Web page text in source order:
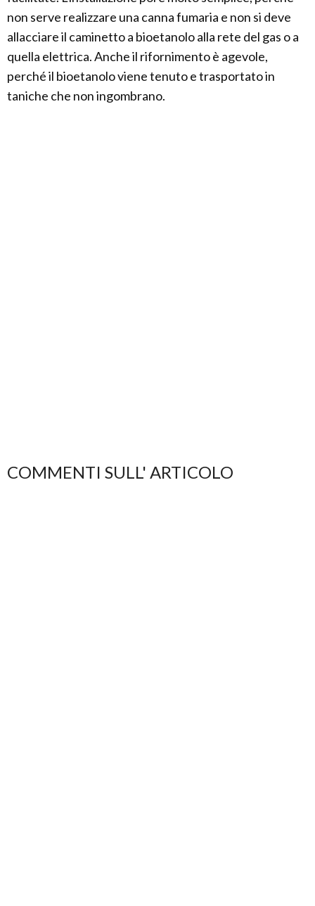
non serve realizzare una canna fumaria e non si deve
allacciare il caminetto a bioetanolo alla rete del gas o a
quella elettrica. Anche il rifornimento è agevole,
perché il bioetanolo viene tenuto e trasportato in
taniche che non ingombrano.
COMMENTI SULL' ARTICOLO